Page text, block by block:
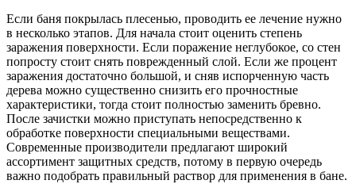
Если баня покрылась плесенью, проводить ее лечение нужно
в несколько этапов. Для начала стоит оценить степень
заражения поверхности. Если поражение неглубокое, со стен
попросту стоит снять поврежденный слой. Если же процент
заражения достаточно большой, и сняв испорченную часть
дерева можно существенно снизить его прочностные
характеристики, тогда стоит полностью заменить бревно.
После зачистки можно приступать непосредственно к
обработке поверхности специальными веществами.
Современные производители предлагают широкий
ассортимент защитных средств, потому в первую очередь
важно подобрать правильный раствор для применения в бане.